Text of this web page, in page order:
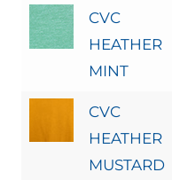
CVC
HEATHER
MINT
CVC
HEATHER
MUSTARD